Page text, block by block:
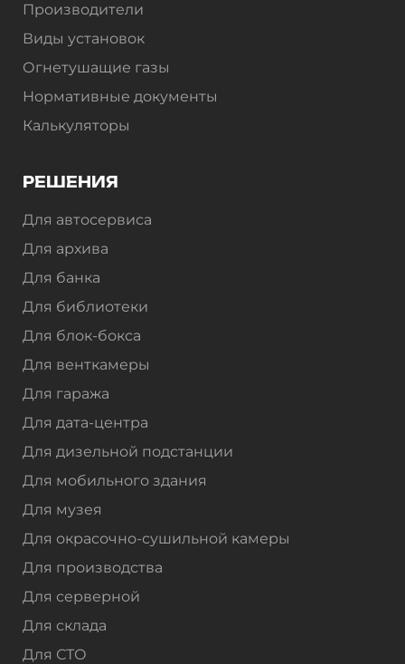
Производители
Виды установок
Огнетушащие газы
Нормативные документы
Калькуляторы
РЕШЕНИЯ
Для автосервиса
Для архива
Для банка
Для библиотеки
Для блок-бокса
Для венткамеры
Для гаража
Для дата-центра
Для дизельной подстанции
Для мобильного здания
Для музея
Для окрасочно-сушильной камеры
Для производства
Для серверной
Для склада
Для СТО